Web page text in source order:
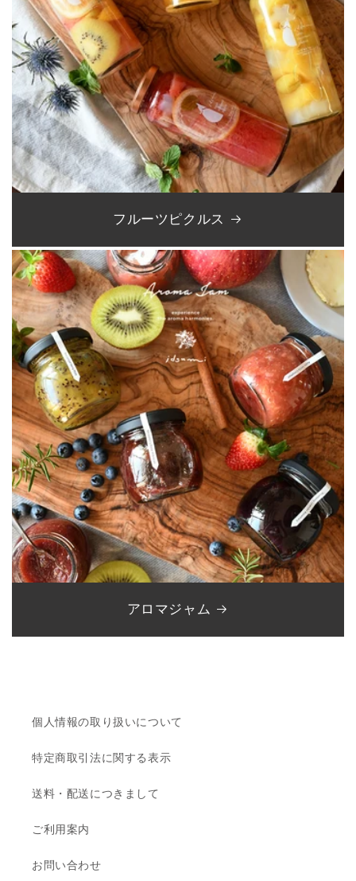
フルーツピクルス
アロマジャム
個人情報の取り扱いについて
特定商取引法に関する表示
送料・配送につきまして
ご利用案内
お問い合わせ